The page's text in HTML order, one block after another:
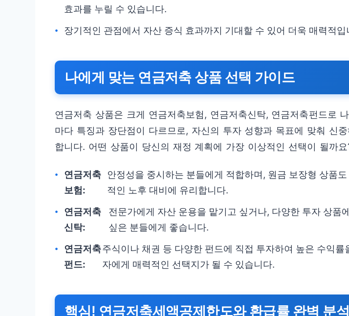
효과를 누릴 수 있습니다.
장기적인 관점에서 자산 증식 효과까지 기대할 수 있어 더욱 매력적입
나에게 맞는 연금저축 상품 선택 가이드
연금저축 상품은 크게 연금저축보험, 연금저축신탁, 연금저축펀드로
마다 특징과 장단점이 다르므로, 자신의 투자 성향과 목표에 맞춰 신
합니다. 어떤 상품이 당신의 재정 계획에 가장 이상적인 선택이 될까요
연금저축
보험:
안정성을 중시하는 분들에게 적합하며, 원금 보장형 상품
적인 노후 대비에 유리합니다.
연금저축
신탁:
전문가에게 자산 운용을 맡기고 싶거나, 다양한 투자 상품
싶은 분들에게 좋습니다.
연금저축
펀드:
주식이나 채권 등 다양한 펀드에 직접 투자하여 높은 수익률
자에게 매력적인 선택지가 될 수 있습니다.
핵심! 연금저축세액공제한도와 환급률 완벽 분석